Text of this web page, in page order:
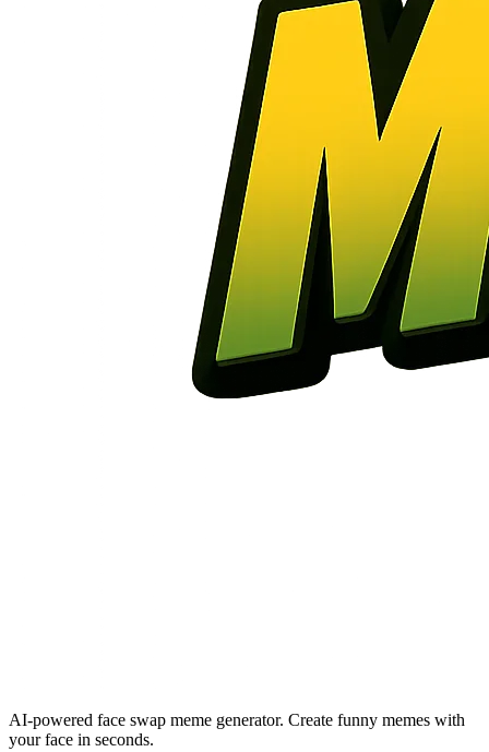
AI-powered face swap meme generator. Create funny memes with
your face in seconds.